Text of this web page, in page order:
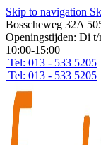
Skip to navigation
Bosscheweg 32A
Openingstijden: Di
10:00-15:00
Tel: 013 - 533 5205
Tel: 013 - 533 5205